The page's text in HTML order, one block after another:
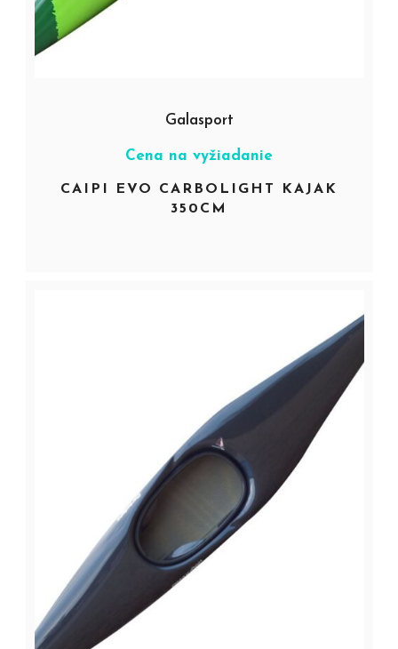
Galasport
Cena na vyžiadanie
CAIPI EVO CARBOLIGHT KAJAK
350CM